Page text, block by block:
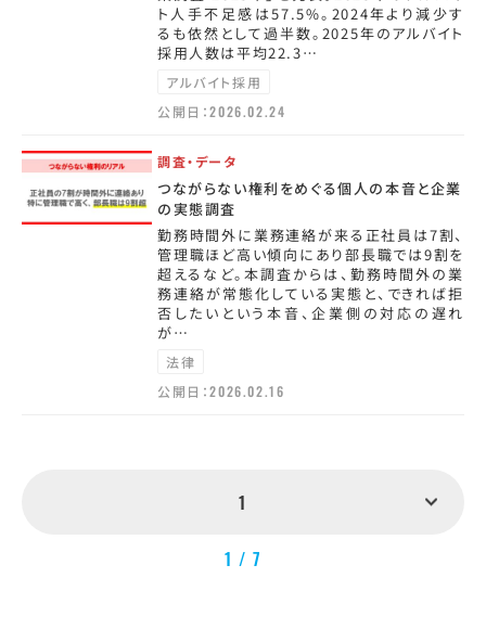
ト人手不足感は57.5%。2024年より減少す
るも依然として過半数。2025年のアルバイト
採用人数は平均22.3…
アルバイト採用
公開日：2026.02.24
調査・データ
つながらない権利をめぐる個人の本音と企業
の実態調査
勤務時間外に業務連絡が来る正社員は7割、
管理職ほど高い傾向にあり部長職では9割を
超えるなど。本調査からは、勤務時間外の業
務連絡が常態化している実態と、できれば拒
否したいという本音、企業側の対応の遅れ
が…
法律
公開日：2026.02.16
1
1 / 7